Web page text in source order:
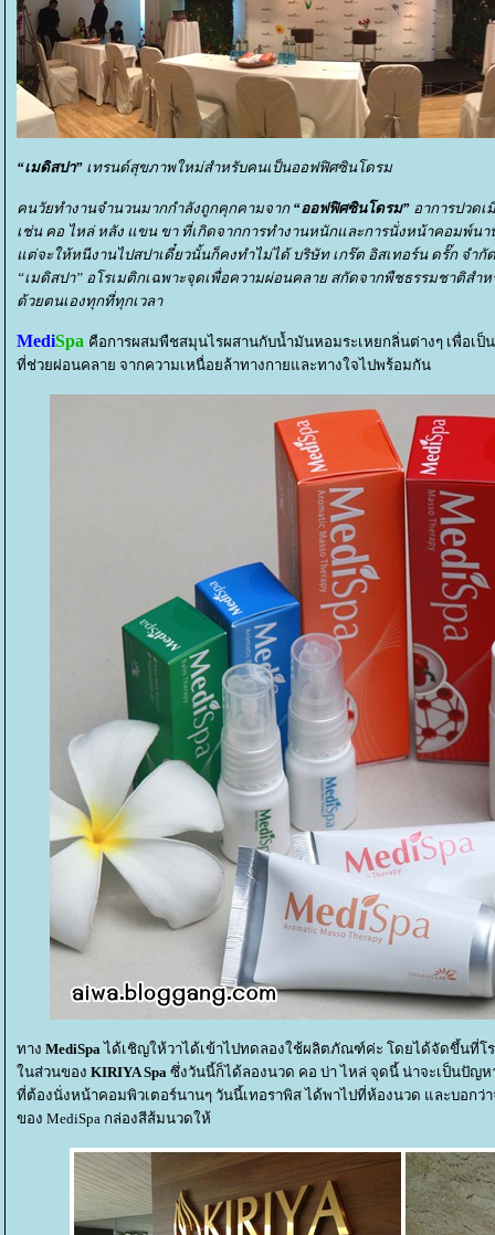
“เมดิสปา” เทรนด์สุขภาพใหม่สำหรับคนเป็นออฟฟิศซินโดรม
คนวัยทำงานจำนวนมากกำลังถูกคุกคามจาก“ออฟฟิศซินโดรม” อาการปวด
เช่น คอ ไหล่ หลัง แขน ขา ที่เกิดจากการทำงานหนักและการนั่งหน้าคอมพ์น
ต่จะให้หนีงานไปสปาเดี๋ยวนั้นก็คงทำไม่ได้ บริษัท เกร๊ต อิสเทอร์น ดรั๊ก จ
“เมดิสปา” อโรเมติกเฉพาะจุดเพื่อความผ่อนคลาย สกัดจากพืชธรรมชาติส
ด้วยตนเองทุกที่ทุกเวลา
MediSpa คือการผสมพืชสมุนไรผสานกับน้ำมันหอมระเหยกลิ่นต่างๆ เพื่อเ
ที่ช่วยผ่อนคลาย จากความเหนื่อยล้าทางกายและทางใจไปพร้อมกัน
ทาง MediSpa ได้เชิญให้วาได้เข้าไปทดลองใช้ผลิตภัณฑ์ค่ะ โดยได้จัดขึ้นที่โร
นส่วนของ KIRIYA Spa ซึ่งวันนี้ก็ได้ลองนวด คอ บ่า ไหล่ จุดนี้ น่าจะเป็นปัญ
ที่ต้องนั่งหน้าคอมพิวเตอร์นานๆ วันนี้เทอราพิส ได้พาไปที่ห้องนวด และบอก
ของ MediSpa กล่องสีส้มนวดให้